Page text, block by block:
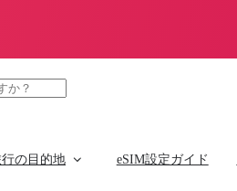
の目的地 eSIM設定ガイド